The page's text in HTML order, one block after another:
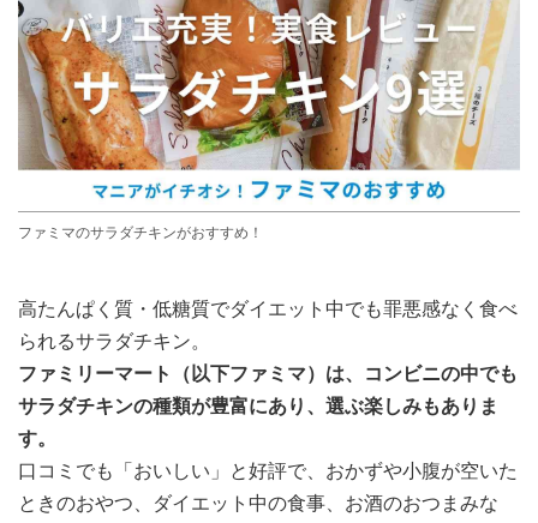
ファミマのサラダチキンがおすすめ！
高たんぱく質・低糖質でダイエット中でも罪悪感なく食べ
られるサラダチキン。
ファミリーマート（以下ファミマ）は、コンビニの中でも
サラダチキンの種類が豊富にあり、選ぶ楽しみもありま
す。
口コミでも「おいしい」と好評で、おかずや小腹が空いた
ときのおやつ、ダイエット中の食事、お酒のおつまみな